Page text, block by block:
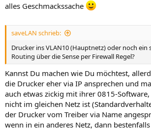
alles Geschmackssache
saveLAN schrieb:
Drucker ins VLAN10 (Hauptnetz) oder noch ein
Routing über die Sense per Firewall Regel?
Kannst Du machen wie Du möchtest,
die Drucker eher via IP ansprechen und
auch etwas zickig mit ihrer 0815-
nicht im gleichen Netz ist
der Drucker vom Treiber via Name
wenn in ein anderes Netz, dann